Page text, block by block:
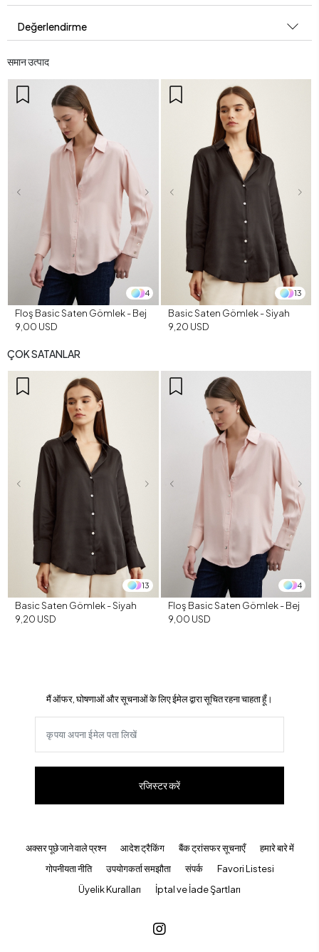
Değerlendirme
समान उत्पाद
4
Floş Basic Saten Gömlek - Bej
9,00 USD
13
Basic Saten Gömlek - Siyah
9,20 USD
ÇOK SATANLAR
13
Basic Saten Gömlek - Siyah
9,20 USD
4
Floş Basic Saten Gömlek - Bej
9,00 USD
मैं ऑफर, घोषणाओं और सूचनाओं के लिए ईमेल द्वारा सूचित रहना चाहता हूँ।
रजिस्टर करें
अक्सर पूछे जाने वाले प्रश्न आदेश ट्रैकिंग बैंक ट्रांसफर सूचनाएँ
हमारे बारे में
गोपनीयता नीति
उपयोगकर्ता समझौता संपर्क
Favori Listesi
Üyelik Kuralları
İptal ve İade Şartları